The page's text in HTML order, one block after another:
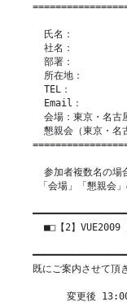
  氏名：
  社名：
  部署：
  所在地：
  TEL：
  Email：
会場：東京・名古
懇親会（東京・名
参加者複数名の場
「会場」「懇親会
■□【2】VUE2009 [
既にご案内させて頂
変更後